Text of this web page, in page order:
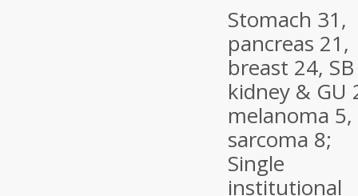
Stomach 31,
pancreas 21,
breast 24,
kidney & GU
melanoma 5,
sarcoma 8;
Single
institutional